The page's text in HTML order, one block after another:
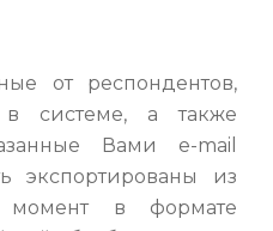
от респондентов,
системе, а также
Вами e-mail
экспортированы из
в формате